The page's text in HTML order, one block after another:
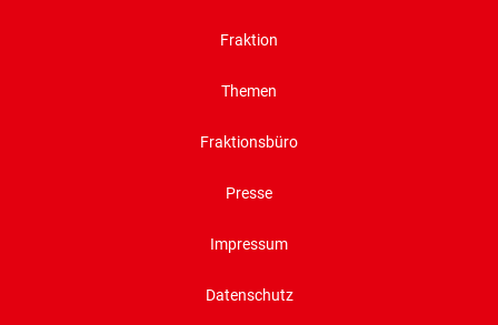
Fraktion
Themen
Fraktionsbüro
Presse
Impressum
Datenschutz